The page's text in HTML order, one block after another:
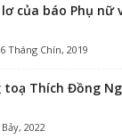
của báo Phụ
Tháng Chín, 2019
toạ Thích Đồng
2022